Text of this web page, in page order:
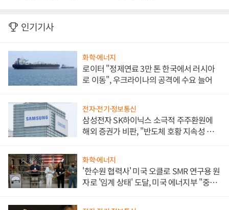
인기기사
화학·에너지
로이터 "정제연료 3만 톤 한국에서 러시아
로 이동", 우크라이나의 공격에 수요 늘어
전자·전기·정보통신
삼성전자 SK하이닉스 소극적 주주환원에
해외 증권가 비판, "반도체 호황 지속성 의
화학·에너지
'한수원 협력사' 미국 오클로 SMR 연구용 원
자로 '임계 상태' 도달, 미국 에너지부 "중요